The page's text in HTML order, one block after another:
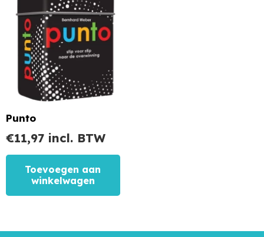
Punto
€11,97 incl. BTW
Toevoegen aan
winkelwagen